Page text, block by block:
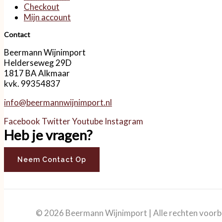
Checkout
Mijn account
Contact
Beermann Wijnimport
Helderseweg 29D
1817 BA Alkmaar
kvk. 99354837
info@beermannwijnimport.nl
Facebook TwitterYoutube Instagram
Heb je vragen?
Neem Contact Op
© 2026 Beermann Wijnimport | Alle rechten